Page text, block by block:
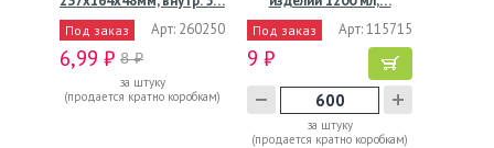
Под заказ Арт: 260250
6,99 ₽ 8 ₽
за штуку
(продается кратно коробкам)
Под заказ Арт: 115715
9 ₽
за штуку
(продается кратно коробкам)